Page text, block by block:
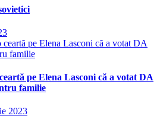
pe Elena Lasconi că a votat DA
familie
2023